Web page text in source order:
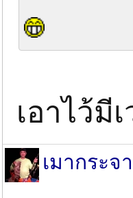
เอาไว้
เมากระจ